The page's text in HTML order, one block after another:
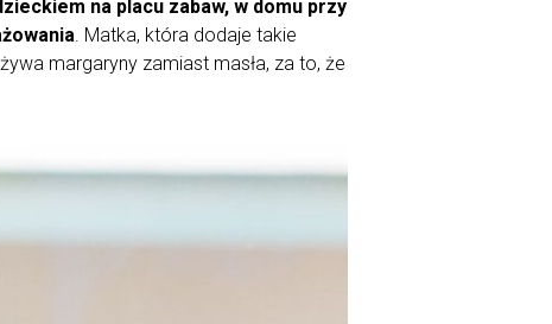
na placu zabaw, w domu przy
. Matka, która dodaje takie
margaryny zamiast masła, za to, że